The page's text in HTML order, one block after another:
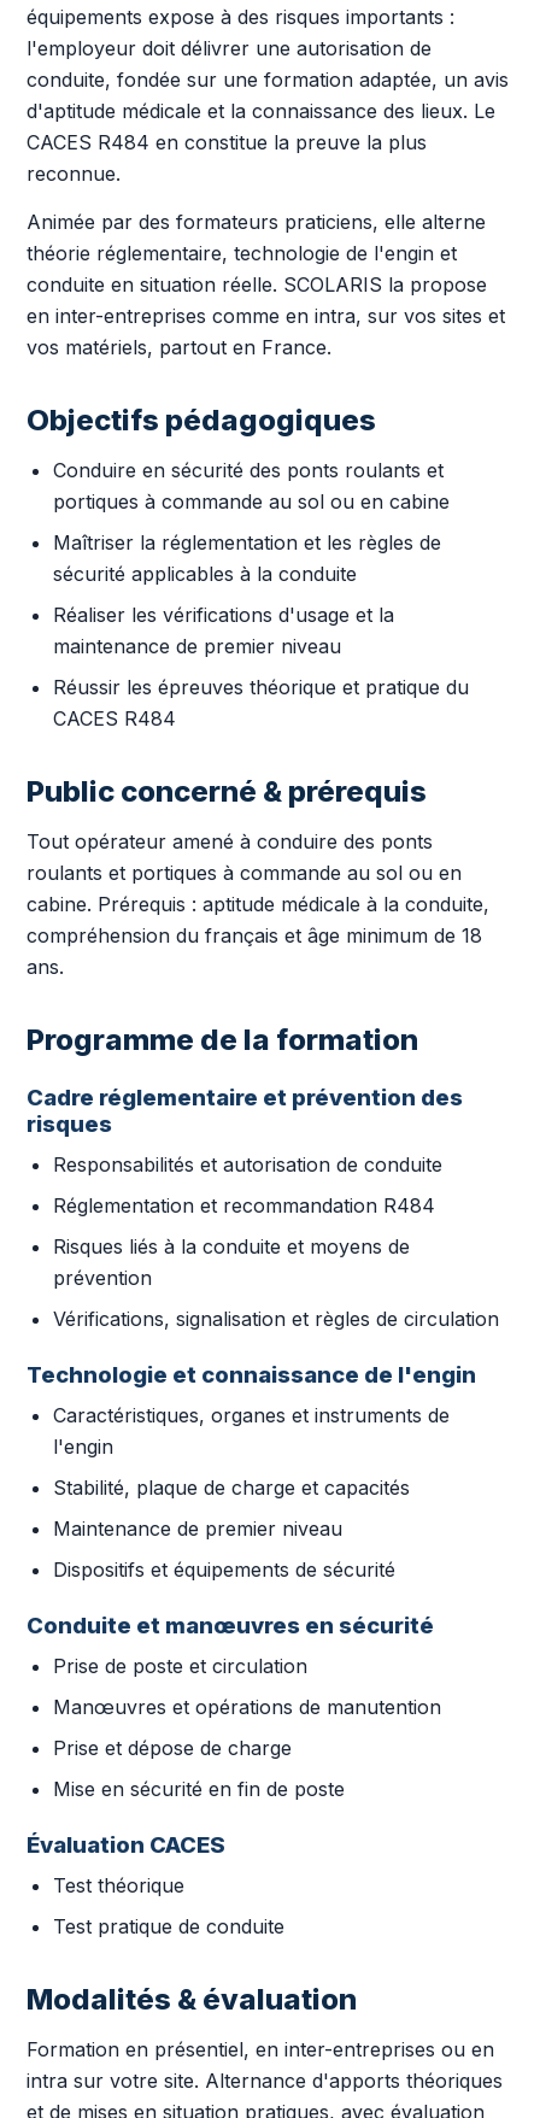
équipements expose à des risques importants :
l'employeur doit délivrer une autorisation de
conduite, fondée sur une formation adaptée, un avis
d'aptitude médicale et la connaissance des lieux. Le
CACES R484 en constitue la preuve la plus
reconnue.
Animée par des formateurs praticiens, elle alterne
théorie réglementaire, technologie de l'engin et
conduite en situation réelle. SCOLARIS la propose
en inter-entreprises comme en intra, sur vos sites et
vos matériels, partout en France.
Objectifs pédagogiques
Conduire en sécurité des ponts roulants et
portiques à commande au sol ou en cabine
Maîtriser la réglementation et les règles de
sécurité applicables à la conduite
Réaliser les vérifications d'usage et la
maintenance de premier niveau
Réussir les épreuves théorique et pratique du
CACES R484
Public concerné & prérequis
Tout opérateur amené à conduire des ponts
roulants et portiques à commande au sol ou en
cabine. Prérequis : aptitude médicale à la conduite,
compréhension du français et âge minimum de 18
ans.
Programme de la formation
Cadre réglementaire et prévention des
risques
Responsabilités et autorisation de conduite
Réglementation et recommandation R484
Risques liés à la conduite et moyens de
prévention
Vérifications, signalisation et règles de circulation
Technologie et connaissance de l'engin
Caractéristiques, organes et instruments de
l'engin
Stabilité, plaque de charge et capacités
Maintenance de premier niveau
Dispositifs et équipements de sécurité
Conduite et manœuvres en sécurité
Prise de poste et circulation
Manœuvres et opérations de manutention
Prise et dépose de charge
Mise en sécurité en fin de poste
Évaluation CACES
Test théorique
Test pratique de conduite
Modalités & évaluation
Formation en présentiel, en inter-entreprises ou en
intra sur votre site. Alternance d'apports théoriques
et de mises en situation pratiques, avec évaluation